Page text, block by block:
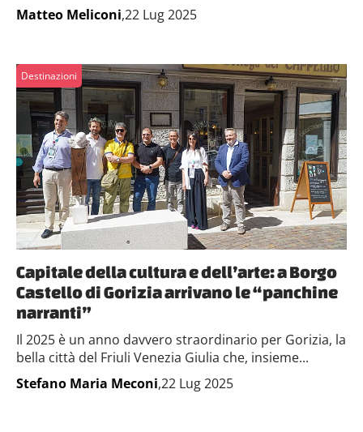
Matteo Meliconi,22 Lug 2025
Destinazioni
Capitale della cultura e dell’arte: a Borgo
Castello di Gorizia arrivano le “panchine
narranti”
Il 2025 è un anno davvero straordinario per Gorizia, la
bella città del Friuli Venezia Giulia che, insieme...
Stefano Maria Meconi,22 Lug 2025